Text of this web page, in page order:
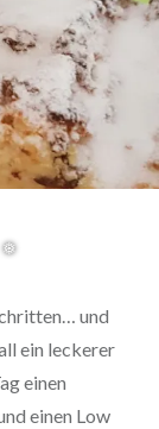
und
ein leckerer
einen
einen Low